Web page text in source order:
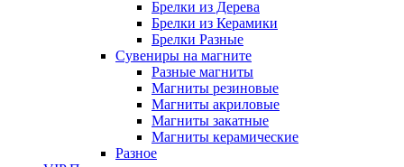
Брелки из Дерева
Брелки из Керамики
Брелки Разные
Сувениры на магните
Разные магниты
Магниты резиновые
Магниты акриловые
Магниты закатные
Магниты керамические
Разное